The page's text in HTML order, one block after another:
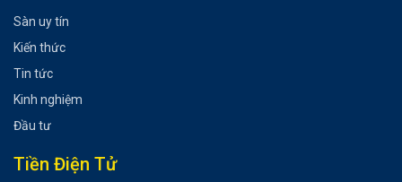
Sàn uy tín
Kiến thức
Tin tức
Kinh nghiệm
Đầu tư
Tiền Điện Tử